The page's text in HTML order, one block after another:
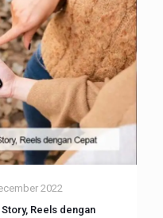
2022
Reels dengan